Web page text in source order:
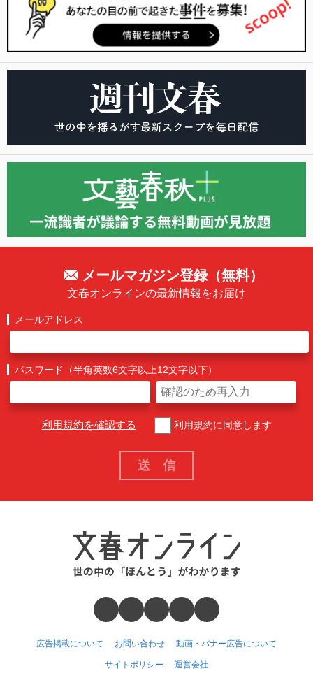
メールマガジン登録（無料）
文春オンラインの最新情報をお届け
メールアドレス
パスワード（半角英数6文字以上12文字以下）
利用規約を確認する 利用規約に同意します
広告掲載について お問い合わせ 動画・バナー広告について
サイトポリシー 運営会社